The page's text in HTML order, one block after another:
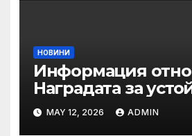
НОВИНИ
Информация
Наградата за
на ОАЕ „Зайед“
MAY 12, 2026 ADMIN